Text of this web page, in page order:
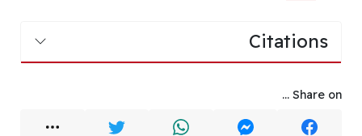
Citations
Share on ...